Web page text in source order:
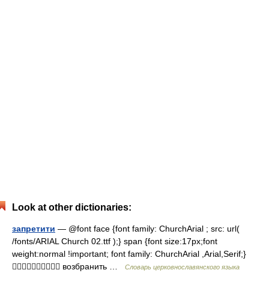
Look at other dictionaries:
запретити — @font face {font family: ChurchArial ; src: url(
/fonts/ARIAL Church 02.ttf );} span {font size:17px;font
weight:normal !important; font family: ChurchArial ,Arial,Serif;}
 возбранить …
Словарь церковнославянского языка